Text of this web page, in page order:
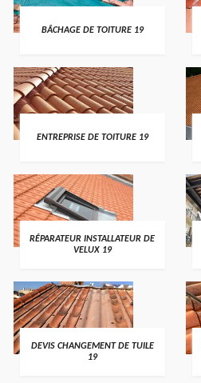
BÂCHAGE DE TOITURE 19
ENTREPRISE DE TOITURE 19
RÉPARATEUR INSTALLATEUR DE
VELUX 19
DEVIS CHANGEMENT DE TUILE
19